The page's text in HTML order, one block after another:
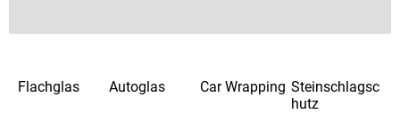
Flachglas Autoglas Car Wrapping Steinschlagsc
hutz